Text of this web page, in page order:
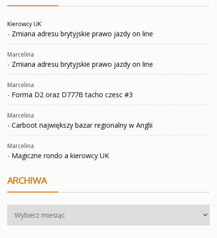
Kierowcy UK
- Zmiana adresu brytyjskie prawo jazdy on line
Marcelina
- Zmiana adresu brytyjskie prawo jazdy on line
Marcelina
- Forma D2 oraz D777B tacho czesc #3
Marcelina
- Carboot największy bazar regionalny w Anglii
Marcelina
- Magiczne rondo a kierowcy UK
ARCHIWA